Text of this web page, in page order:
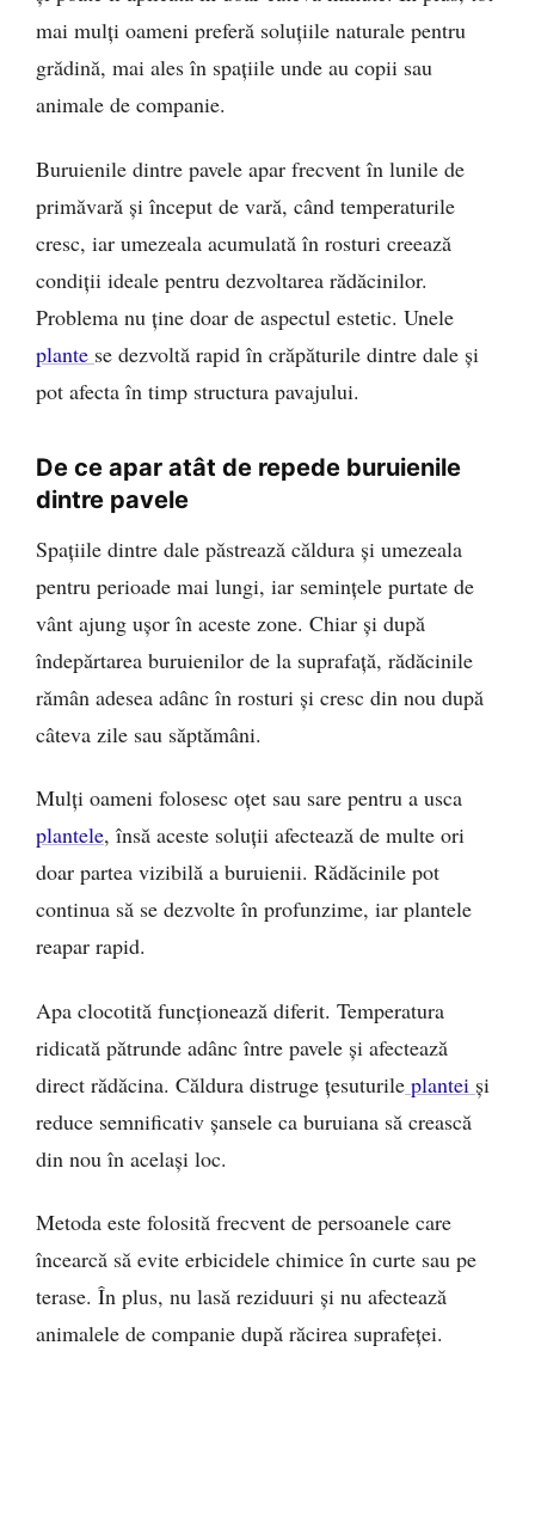
mai mulți oameni preferă soluțiile naturale pentru
grădină, mai ales în spațiile unde au copii sau
animale de companie.
Buruienile dintre pavele apar frecvent în lunile de
primăvară și început de vară, când temperaturile
cresc, iar umezeala acumulată în rosturi creează
condiții ideale pentru dezvoltarea rădăcinilor.
Problema nu ține doar de aspectul estetic. Unele
plante se dezvoltă rapid în crăpăturile dintre dale și
pot afecta în timp structura pavajului.
De ce apar atât de repede buruienile
dintre pavele
Spațiile dintre dale păstrează căldura și umezeala
pentru perioade mai lungi, iar semințele purtate de
vânt ajung ușor în aceste zone. Chiar și după
îndepărtarea buruienilor de la suprafață, rădăcinile
rămân adesea adânc în rosturi și cresc din nou după
câteva zile sau săptămâni.
Mulți oameni folosesc oțet sau sare pentru a usca
plantele, însă aceste soluții afectează de multe ori
doar partea vizibilă a buruienii. Rădăcinile pot
continua să se dezvolte în profunzime, iar plantele
reapar rapid.
Apa clocotită funcționează diferit. Temperatura
ridicată pătrunde adânc între pavele și afectează
direct rădăcina. Căldura distruge țesuturile plantei și
reduce semnificativ șansele ca buruiana să crească
din nou în același loc.
Metoda este folosită frecvent de persoanele care
încearcă să evite erbicidele chimice în curte sau pe
terase. În plus, nu lasă reziduuri și nu afectează
animalele de companie după răcirea suprafeței.